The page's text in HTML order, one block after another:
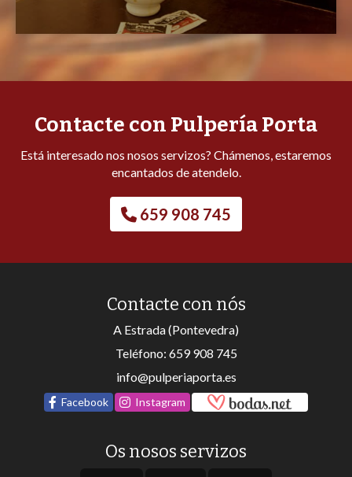
Contacte con Pulpería Porta
Está interesado nos nosos servizos? Chámenos, estaremos
encantados de atendelo.
659 908 745
Os nosos servizos
Contacte con nós
A Estrada (Pontevedra)
Teléfono: 659 908 745
info@pulperiaporta.es
Facebook Instagram